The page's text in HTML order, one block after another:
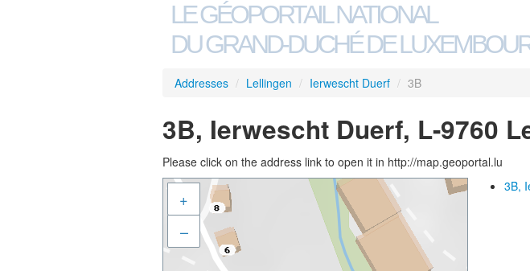
LE GÉOPORTAIL NATIONAL
DU GRAND-DUCHÉ DE
Addresses / Lellingen / Ierwescht Duerf / 3B
3B, Ierwescht Duerf, L-9760
Please click on the address link to open it in http://map.geoportal.lu
+
–
3B,